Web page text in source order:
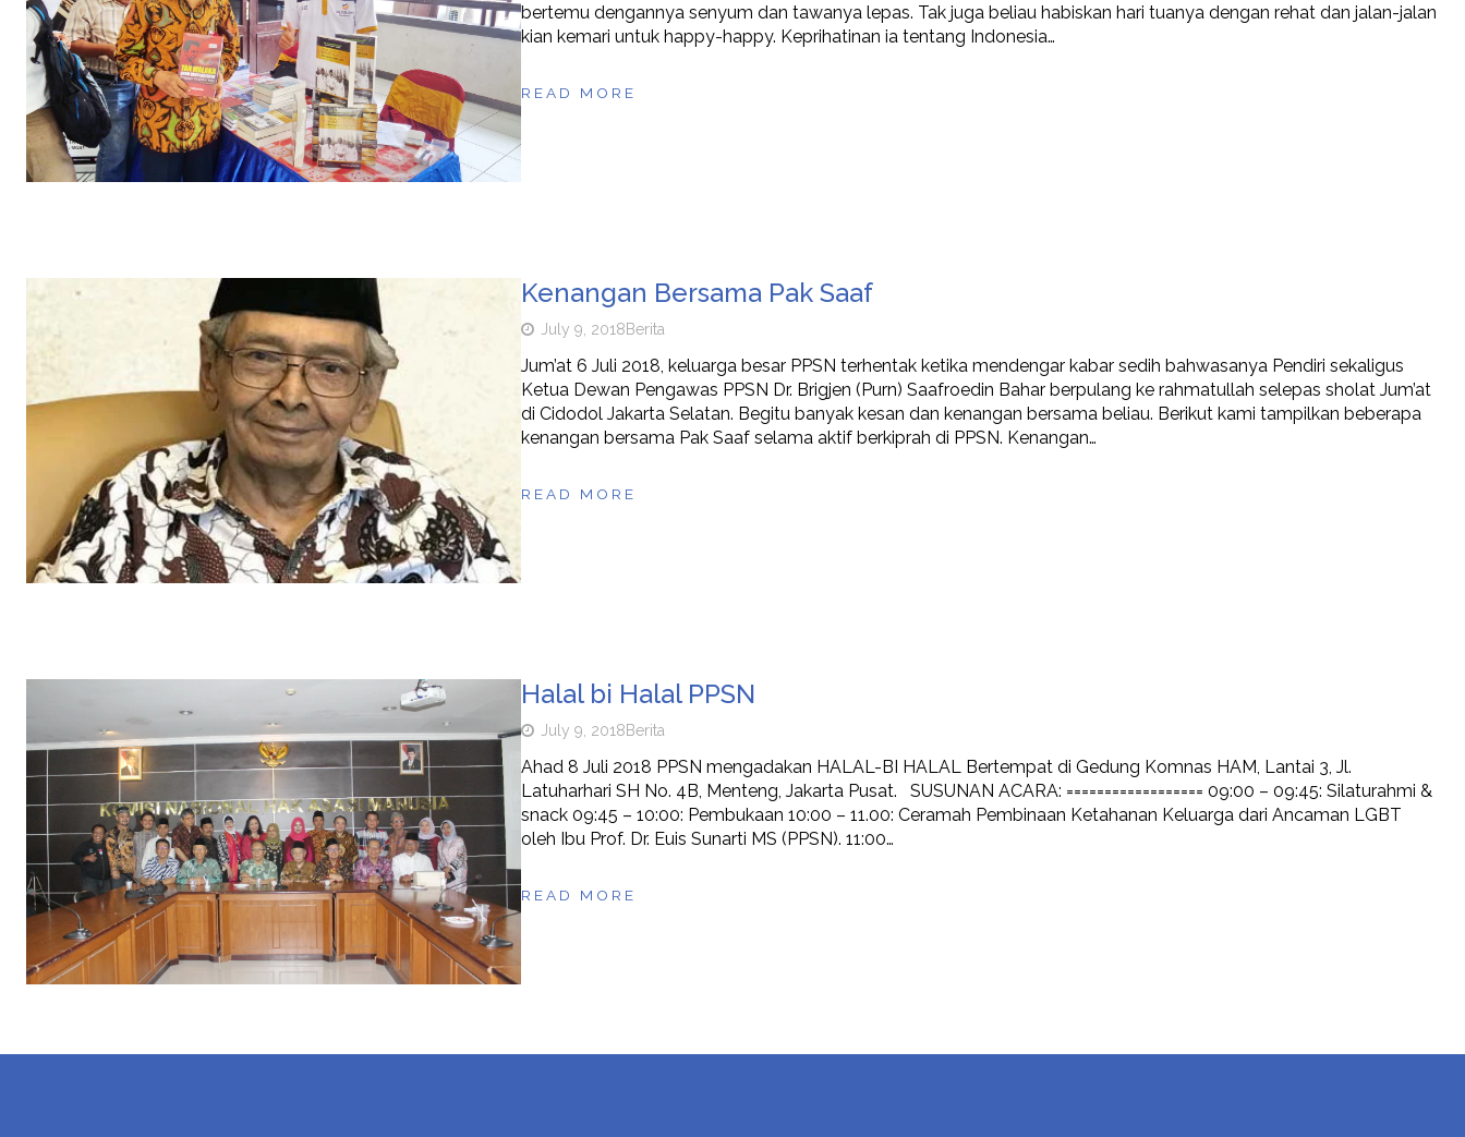
bertemu dengannya senyum dan tawanya lepas. Tak juga beliau habiskan hari tuanya dengan rehat dan jalan-jalan
kian kemari untuk happy-happy. Keprihatinan ia tentang Indonesia…
READ MORE
Kenangan Bersama Pak Saaf
July 9, 2018Berita
Jum’at 6 Juli 2018, keluarga besar PPSN terhentak ketika mendengar kabar sedih bahwasanya Pendiri sekaligus
Ketua Dewan Pengawas PPSN Dr. Brigjen (Purn) Saafroedin Bahar berpulang ke rahmatullah selepas sholat Jum’at
di Cidodol Jakarta Selatan. Begitu banyak kesan dan kenangan bersama beliau. Berikut kami tampilkan beberapa
kenangan bersama Pak Saaf selama aktif berkiprah di PPSN. Kenangan…
READ MORE
Halal bi Halal PPSN
July 9, 2018Berita
Ahad 8 Juli 2018 PPSN mengadakan HALAL-BI HALAL Bertempat di Gedung Komnas HAM, Lantai 3, Jl.
Latuharhari SH No. 4B, Menteng, Jakarta Pusat. SUSUNAN ACARA: ================== 09:00 – 09:45: Silaturahmi &
snack 09:45 – 10:00: Pembukaan 10:00 – 11.00: Ceramah Pembinaan Ketahanan Keluarga dari Ancaman LGBT
oleh Ibu Prof. Dr. Euis Sunarti MS (PPSN). 11:00…
READ MORE